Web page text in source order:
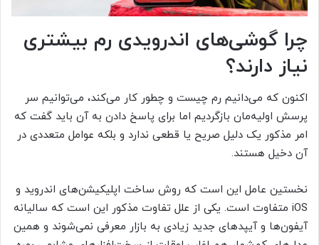
چرا گوشی‌های اندرویدی رم بیشتری
نیاز دارند؟
اکنون که می‌دانیم رم چیست و چطور کار می‌کند، می‌توانیم سر
پرسش اولیه‌مان بازگردیم اما برای پاسخ دادن به آن باید گفت که
امر مذکور یک دلیل صریح یا قطعی ندارد و بلکه عوامل متعددی در
آن دخیل هستند.
نخستین عامل این است که روش ساخت اپلیکیشن‌های اندروید و
iOS متفاوت است. یکی از علل تفاوت مذکور این است که سالیانه
آیفون‌ها و آیپد‌های جدید زیادی به بازار معرفی نمی‌شوند و همین